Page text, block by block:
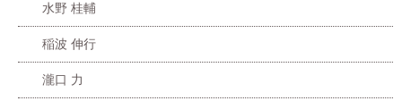
水野 桂輔
稲波 伸行
瀧口 力